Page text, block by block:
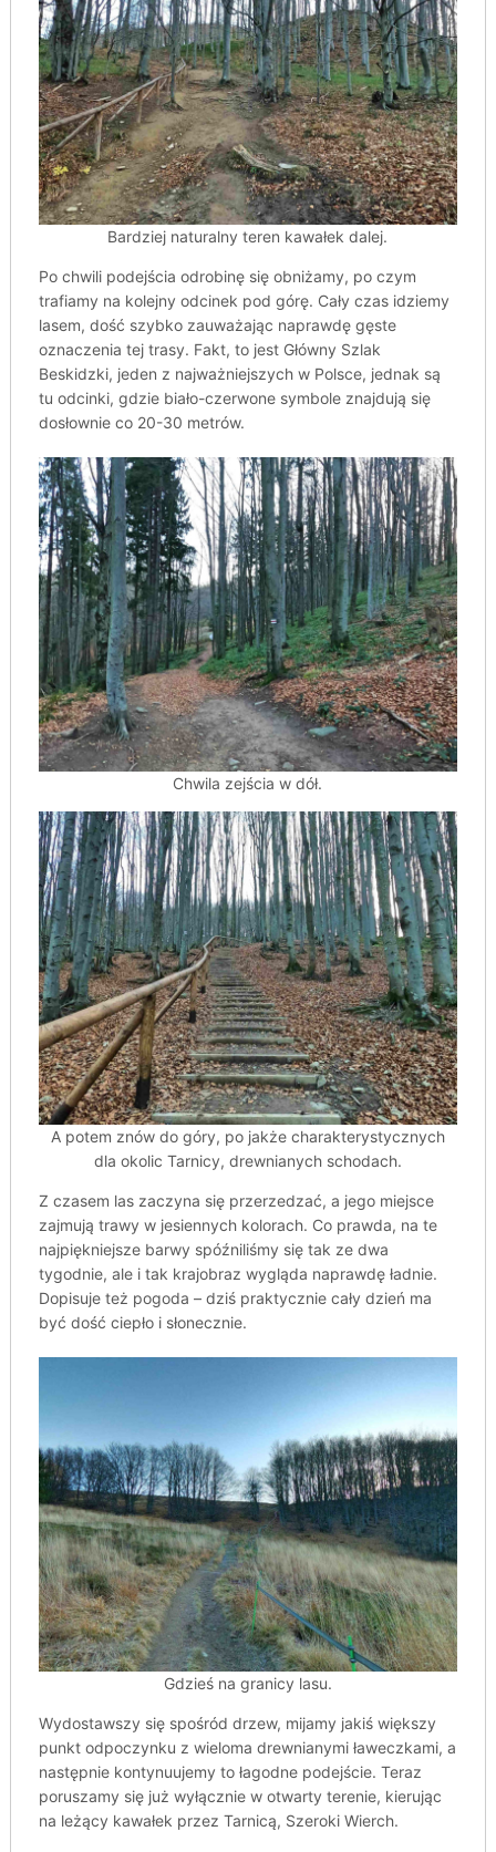
Bardziej naturalny teren kawałek dalej.
Po chwili podejścia odrobinę się obniżamy, po czym
trafiamy na kolejny odcinek pod górę. Cały czas idziemy
lasem, dość szybko zauważając naprawdę gęste
oznaczenia tej trasy. Fakt, to jest Główny Szlak
Beskidzki, jeden z najważniejszych w Polsce, jednak są
tu odcinki, gdzie biało-czerwone symbole znajdują się
dosłownie co 20-30 metrów.
Chwila zejścia w dół.
A potem znów do góry, po jakże charakterystycznych
dla okolic Tarnicy, drewnianych schodach.
Z czasem las zaczyna się przerzedzać, a jego miejsce
zajmują trawy w jesiennych kolorach. Co prawda, na te
najpiękniejsze barwy spóźniliśmy się tak ze dwa
tygodnie, ale i tak krajobraz wygląda naprawdę ładnie.
Dopisuje też pogoda – dziś praktycznie cały dzień ma
być dość ciepło i słonecznie.
Gdzieś na granicy lasu.
Wydostawszy się spośród drzew, mijamy jakiś większy
punkt odpoczynku z wieloma drewnianymi ławeczkami, a
następnie kontynuujemy to łagodne podejście. Teraz
poruszamy się już wyłącznie w otwarty terenie, kierując
na leżący kawałek przez Tarnicą, Szeroki Wierch.